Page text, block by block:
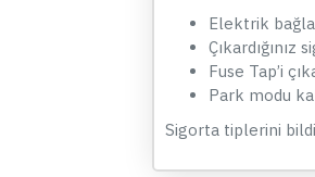
Elektrik
Çıkardığınız
Fuse Tap’i
Park modu
Sigorta tiplerini